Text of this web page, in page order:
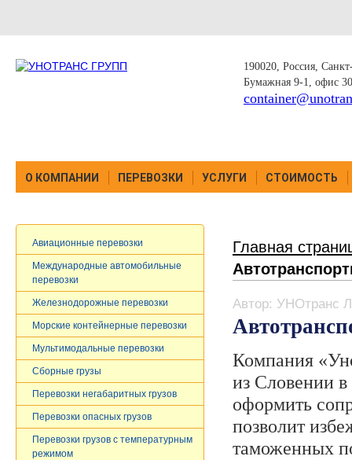
190020, Россия,
Бумажная 9-1, офис
О КОМПАНИИ ПЕРЕВОЗКИ УСЛУГИ СТОИМОСТЬ
Главная
Автор: УНОтранс
Компания
из Словении
оформить
позволит
таможенных
Авиационные перевозки
Международные автомобильные
перевозки
Железнодорожные перевозки
Морские контейнерные перевозки
Мультимодальные перевозки
Сборные грузы
Перевозки негабаритных грузов
Перевозки опасных грузов
Перевозки грузов c температурным
режимом